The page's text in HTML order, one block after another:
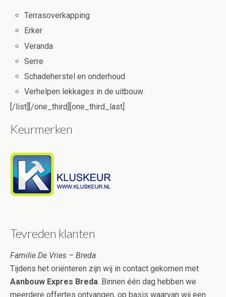
Terrasoverkapping
Erker
Veranda
Serre
Schadeherstel en onderhoud
Verhelpen lekkages in de uitbouw
[/list][/one_third][one_third_last]
Keurmerken
Tevreden klanten
Familie De Vries – Breda
Tijdens het oriënteren zijn wij in contact gekomen met
Aanbouw Expres Breda. Binnen één dag hebben we
meerdere offertes ontvangen, op basis waarvan wij een